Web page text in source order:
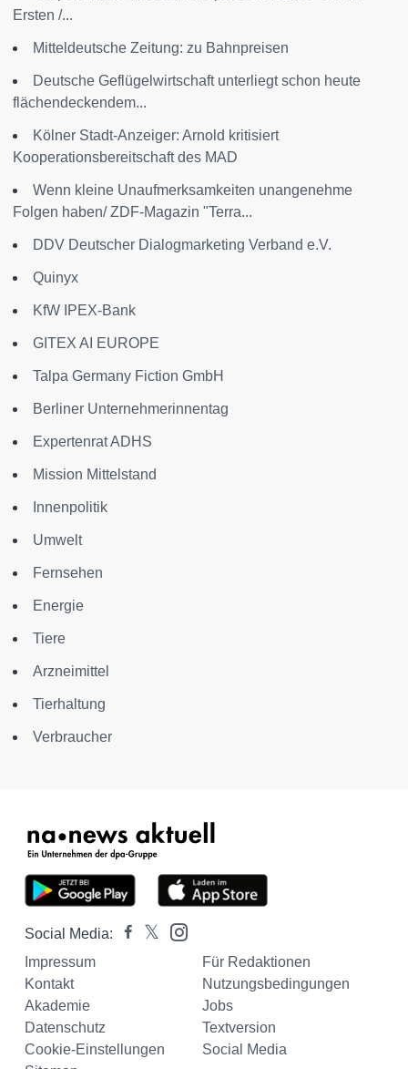
Ersten /...
Mitteldeutsche Zeitung: zu Bahnpreisen
Deutsche Geflügelwirtschaft unterliegt schon heute
flächendeckendem...
Kölner Stadt-Anzeiger: Arnold kritisiert
Kooperationsbereitschaft des MAD
Wenn kleine Unaufmerksamkeiten unangenehme
Folgen haben/ ZDF-Magazin "Terra...
DDV Deutscher Dialogmarketing Verband e.V.
Quinyx
KfW IPEX-Bank
GITEX AI EUROPE
Talpa Germany Fiction GmbH
Berliner Unternehmerinnentag
Expertenrat ADHS
Mission Mittelstand
Innenpolitik
Umwelt
Fernsehen
Energie
Tiere
Arzneimittel
Tierhaltung
Verbraucher
Social Media:
Impressum
Für Redaktionen
Kontakt
Nutzungsbedingungen
Akademie
Jobs
Datenschutz
Textversion
Cookie-Einstellungen
Social Media